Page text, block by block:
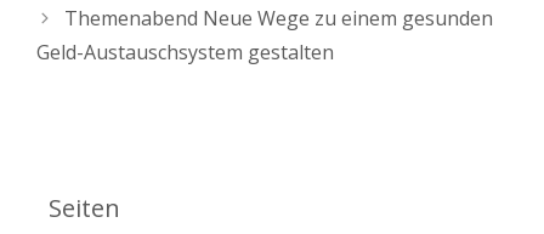
Themenabend Neue Wege zu einem gesunden
Geld-Austauschsystem gestalten
Seiten